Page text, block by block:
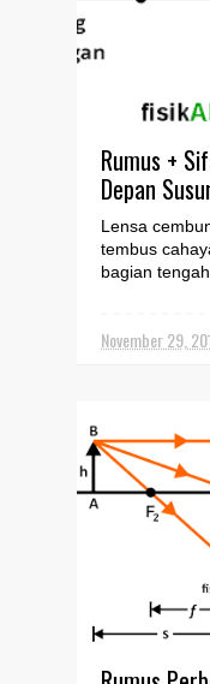
Rumus +
Depan
Lensa
tembus
bagian
November 29,